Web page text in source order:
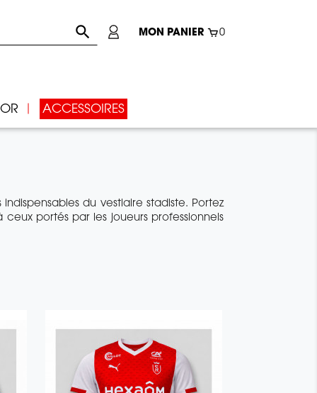
 MON PANIER 0
ACCESSOIRES
du vestiaire stadiste. Portez
portés par les joueurs professionnels